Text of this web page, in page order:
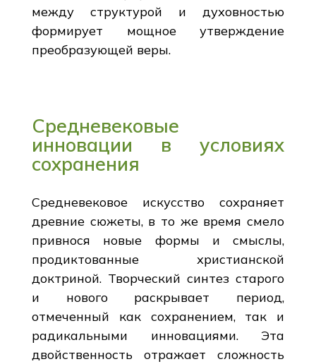
между структурой и духовностью
формирует мощное утверждение
преобразующей веры.
Средневековые
инновации в условиях
сохранения
Средневековое искусство сохраняет
древние сюжеты, в то же время смело
привнося новые формы и смыслы,
продиктованные христианской
доктриной. Творческий синтез старого
и нового раскрывает период,
отмеченный как сохранением, так и
радикальными инновациями. Эта
двойственность отражает сложность